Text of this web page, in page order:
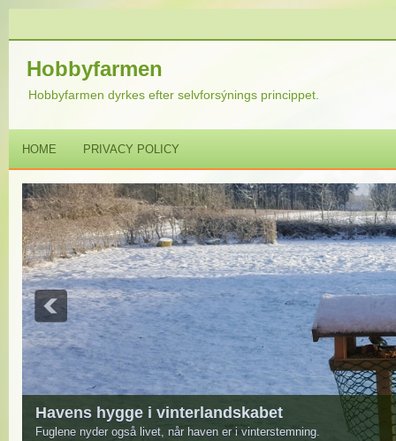
Hobbyfarmen
Hobbyfarmen dyrkes efter selvforsýnings princippet.
HOME PRIVACY POLICY
Havens hygge i vinterlandskabet
Fuglene nyder også livet, når haven er i vinterstemning.